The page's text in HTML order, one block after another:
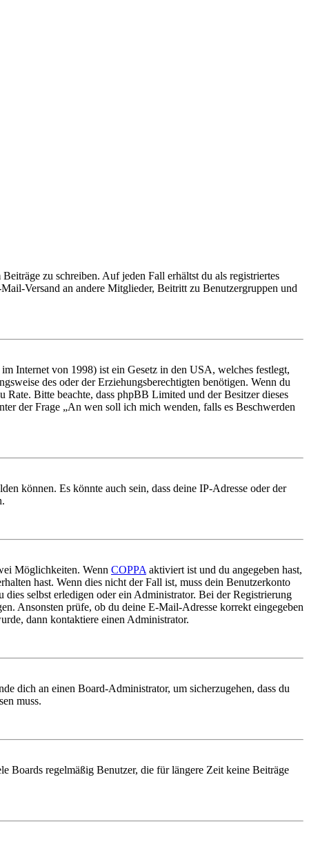
zu schreiben. Auf jeden Fall erhältst du als registriertes
Versand an andere Mitglieder, Beitritt zu Benutzergruppen und
Internet von 1998) ist ein Gesetz in den USA, welches festlegt,
des oder der Erziehungsberechtigten benötigen. Wenn du
Bitte beachte, dass phpBB Limited und der Besitzer dieses
der Frage „An wen soll ich mich wenden, falls es Beschwerden
können. Es könnte auch sein, dass deine IP-Adresse oder der
Möglichkeiten. Wenn COPPA aktiviert ist und du angegeben hast,
hast. Wenn dies nicht der Fall ist, muss dein Benutzerkonto
selbst erledigen oder ein Administrator. Bei der Registrierung
Ansonsten prüfe, ob du deine E-Mail-Adresse korrekt eingegeben
dann kontaktiere einen Administrator.
dich an einen Board-Administrator, um sicherzugehen, dass du
muss.
Boards regelmäßig Benutzer, die für längere Zeit keine Beiträge